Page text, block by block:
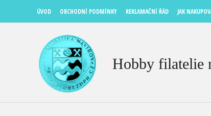
ÚVOD OBCHODNÍ PODMÍNKY REKLAMAČNÍ ŘÁD JAK
Hobby filatelie